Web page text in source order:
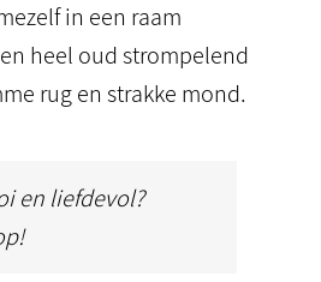
in een raam
heel oud strompelend
rug en strakke mond.
en liefdevol?